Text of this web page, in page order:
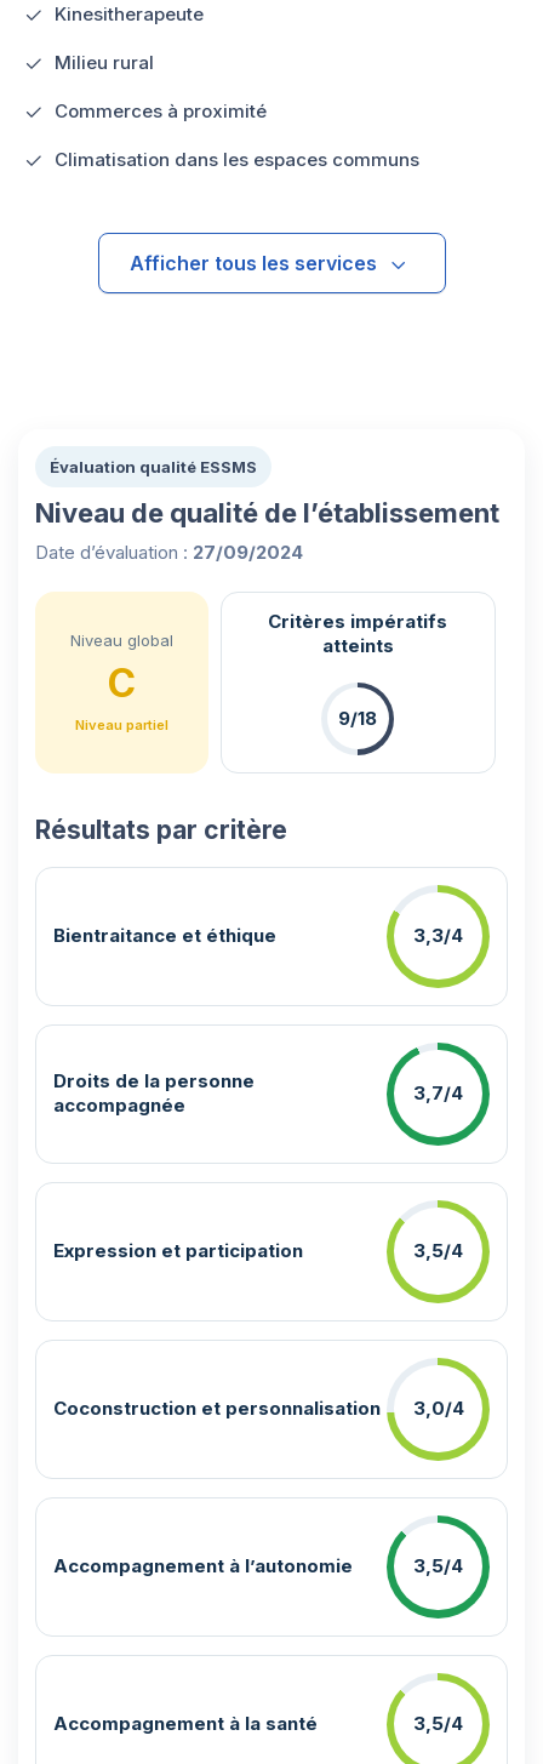
Kinesitherapeute
Milieu rural
Commerces à proximité
Climatisation dans les espaces communs
Afficher tous les services
Évaluation qualité ESSMS
Niveau de qualité de l’établissement
Date d’évaluation : 27/09/2024
Niveau global
C
Niveau partiel
Critères impératifs
atteints
9/18
Résultats par critère
Bientraitance et éthique 3,3/4
Droits de la personne
accompagnée
3,7/4
Expression et participation 3,5/4
Coconstruction et personnalisation 3,0/4
Accompagnement à l’autonomie 3,5/4
Accompagnement à la santé 3,5/4